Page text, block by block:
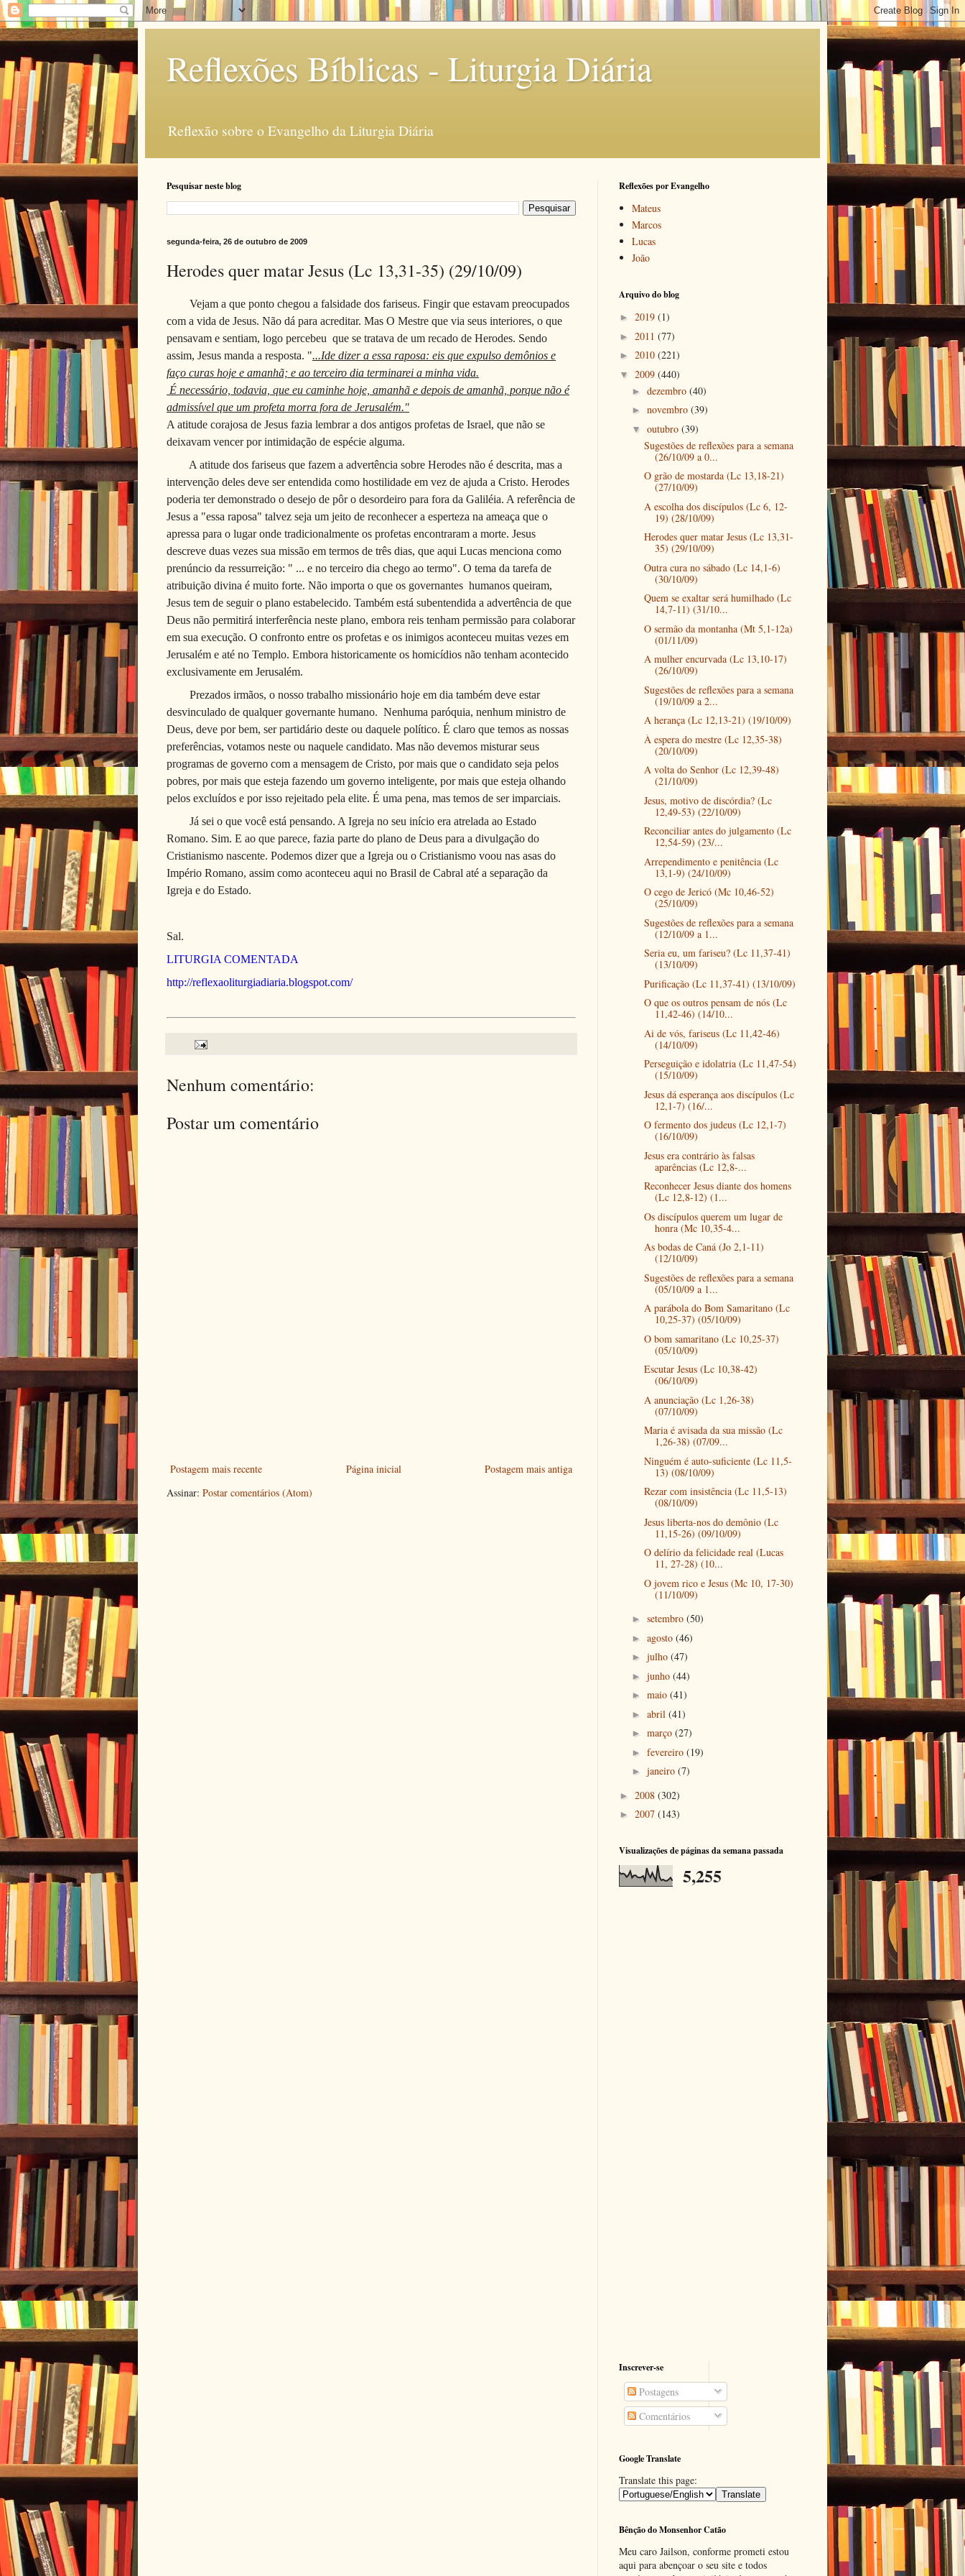
Reflexões Bíblicas - Liturgia Diária
Reflexão sobre o Evangelho da Liturgia Diária
Pesquisar neste blog
segunda-feira, 26 de outubro de 2009
Herodes quer matar Jesus (Lc 13,31-35) (29/10/09)
Vejam a que ponto chegou a falsidade dos fariseus. Fingir que estavam preocupados
com a vida de Jesus. Não dá para acreditar. Mas O Mestre que via seus interiores, o que
pensavam e sentiam, logo percebeu que se tratava de um recado de Herodes. Sendo
assim, Jesus manda a resposta. "...Ide dizer a essa raposa: eis que expulso demônios e
faço curas hoje e amanhã; e ao terceiro dia terminarei a minha vida.
É necessário, todavia, que eu caminhe hoje, amanhã e depois de amanhã, porque não é
admissível que um profeta morra fora de Jerusalém."
A atitude corajosa de Jesus fazia lembrar a dos antigos profetas de Israel, que não se
deixavam vencer por intimidação de espécie alguma.
A atitude dos fariseus que fazem a advertência sobre Herodes não é descrita, mas a
intervenção deles deve ser enten­dida como hostilidade em vez de ajuda a Cristo. Herodes
poderia ter demonstrado o desejo de pôr o desordeiro para fora da Galiléia. A referência de
Jesus a "essa raposa" talvez seja um jeito de reconhecer a esperteza na ameaça que o
apressa para o lugar onde tradicionalmente os profetas en­contraram a morte. Jesus
descreve duas vezes sua missão em termos de três dias, que aqui Lucas menciona como
prenúncio da ressurreição: " ... e no terceiro dia chego ao termo". O tema da tarefa de
atribuição divina é muito forte. Não importa o que os governantes humanos queiram,
Jesus tem de se­guir o plano estabelecido. Também está subentendi­da a advertência de que
Deus não permitirá interfe­rência neste plano, embora reis tenham permissão para colaborar
em sua execução. O confronto entre os profetas e os inimigos aconteceu muitas vezes em
Jerusalém e até no Templo. Embora historicamente os homicí­dios não tenham acontecido
exclusivamente em Jerusalém.
Prezados irmãos, o nosso trabalho missionário hoje em dia também deve estar
desvinculado de qualquer governante humano. Nenhuma paróquia, nenhum ministro de
Deus, deve por bem, ser partidário deste ou daquele político. É claro que temos as nossas
preferências, votamos neste ou naquele candidato. Mas não devemos misturar seus
programas de governo com a mensagem de Cristo, por mais que o candidato seja pelos
pobres, por mais que esteja fazendo um governo inteligente, por mais que esteja olhando
pelos excluídos e por isso rejeitado pela elite. É uma pena, mas temos de ser imparciais.
Já sei o que você está pensando. A Igreja no seu início era atrelada ao Estado
Romano. Sim. E ao que parece, fazia parte do plano de Deus para a divulgação do
Cristianismo nascente. Podemos dizer que a Igreja ou o Cristianismo voou nas asas do
Império Romano, assim como aconteceu aqui no Brasil de Cabral até a separação da
Igreja e do Estado.
Sal.
LITURGIA COMENTADA
http://reflexaoliturgiadiaria.blogspot.com/
Nenhum comentário:
Postar um comentário
Postagem mais recente Postagem mais antiga
Página inicial
Assinar: Postar comentários (Atom)
Reflexões por Evangelho
Mateus
Marcos
Lucas
João
Arquivo do blog
► 2019 (1)
► 2011 (77)
► 2010 (221)
▼ 2009 (440)
► dezembro (40)
► novembro (39)
▼ outubro (39)
Sugestões de reflexões para a semana
(26/10/09 a 0...
O grão de mostarda (Lc 13,18-21)
(27/10/09)
A escolha dos discípulos (Lc 6, 12-
19) (28/10/09)
Herodes quer matar Jesus (Lc 13,31-
35) (29/10/09)
Outra cura no sábado (Lc 14,1-6)
(30/10/09)
Quem se exaltar será humilhado (Lc
14,7-11) (31/10...
O sermão da montanha (Mt 5,1-12a)
(01/11/09)
A mulher encurvada (Lc 13,10-17)
(26/10/09)
Sugestões de reflexões para a semana
(19/10/09 a 2...
A herança (Lc 12,13-21) (19/10/09)
À espera do mestre (Lc 12,35-38)
(20/10/09)
A volta do Senhor (Lc 12,39-48)
(21/10/09)
Jesus, motivo de discórdia? (Lc
12,49-53) (22/10/09)
Reconciliar antes do julgamento (Lc
12,54-59) (23/...
Arrependimento e penitência (Lc
13,1-9) (24/10/09)
O cego de Jericó (Mc 10,46-52)
(25/10/09)
Sugestões de reflexões para a semana
(12/10/09 a 1...
Seria eu, um fariseu? (Lc 11,37-41)
(13/10/09)
Purificação (Lc 11,37-41) (13/10/09)
O que os outros pensam de nós (Lc
11,42-46) (14/10...
Ai de vós, fariseus (Lc 11,42-46)
(14/10/09)
Perseguição e idolatria (Lc 11,47-54)
(15/10/09)
Jesus dá esperança aos discípulos (Lc
12,1-7) (16/...
O fermento dos judeus (Lc 12,1-7)
(16/10/09)
Jesus era contrário às falsas
aparências (Lc 12,8-...
Reconhecer Jesus diante dos homens
(Lc 12,8-12) (1...
Os discípulos querem um lugar de
honra (Mc 10,35-4...
As bodas de Caná (Jo 2,1-11)
(12/10/09)
Sugestões de reflexões para a semana
(05/10/09 a 1...
A parábola do Bom Samaritano (Lc
10,25-37) (05/10/09)
O bom samaritano (Lc 10,25-37)
(05/10/09)
Escutar Jesus (Lc 10,38-42)
(06/10/09)
A anunciação (Lc 1,26-38)
(07/10/09)
Maria é avisada da sua missão (Lc
1,26-38) (07/09...
Ninguém é auto-suficiente (Lc 11,5-
13) (08/10/09)
Rezar com insistência (Lc 11,5-13)
(08/10/09)
Jesus liberta-nos do demônio (Lc
11,15-26) (09/10/09)
O delírio da felicidade real (Lucas
11, 27-28) (10...
O jovem rico e Jesus (Mc 10, 17-30)
(11/10/09)
► setembro (50)
► agosto (46)
► julho (47)
► junho (44)
► maio (41)
► abril (41)
► março (27)
► fevereiro (19)
► janeiro (7)
► 2008 (302)
► 2007 (143)
Visualizações de páginas da semana passada
5,255
Inscrever-se
Postagens
Comentários
Google Translate
Translate this page:
Bênção do Monsenhor Catão
Meu caro Jailson, conforme prometi estou
aqui para abençoar o seu site e todos